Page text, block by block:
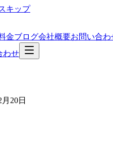
キップ
金ブログ会社概要お問い合わ
わせ
20日